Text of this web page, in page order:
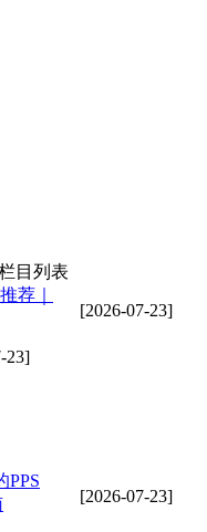
目列表
[2026-07-23]
荐｜
23]
[2026-07-23]
PPS